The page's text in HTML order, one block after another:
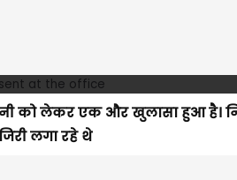
को लेकर एक और खुलासा हुआ है।
लगा रहे थे